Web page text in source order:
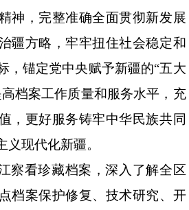
神，完整准确全面贯彻新发展
疆方略，牢牢扭住社会稳定和
，锚定党中央赋予新疆的“五大
档案工作质量和服务水平，充
，更好服务铸牢中华民族共同
义现代化新疆。
察看珍藏档案，深入了解全区
档案保护修复、技术研究、开